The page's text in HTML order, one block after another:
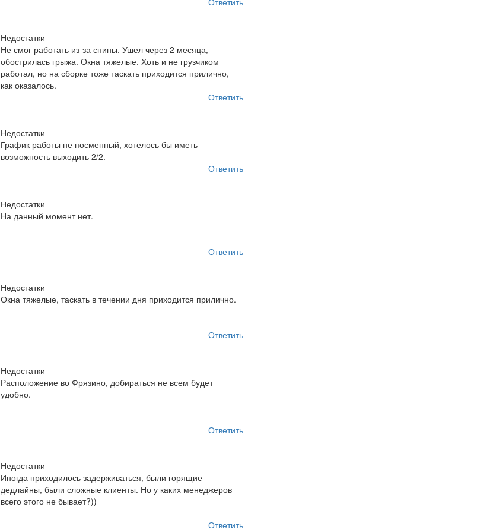
Недостатки
Не смог работать из-за спины. Ушел через 2 месяца,
обострилась грыжа. Окна тяжелые. Хоть и не грузчиком
работал, но на сборке тоже таскать приходится прилично,
как оказалось.
Ответить
Недостатки
График работы не посменный, хотелось бы иметь
возможность выходить 2/2.
Ответить
Недостатки
На данный момент нет.
Ответить
Недостатки
Окна тяжелые, таскать в течении дня приходится прилично.
Ответить
Недостатки
Расположение во Фрязино, добираться не всем будет
удобно.
Ответить
Недостатки
Иногда приходилось задерживаться, были горящие
дедлайны, были сложные клиенты. Но у каких менеджеров
всего этого не бывает?))
Ответить